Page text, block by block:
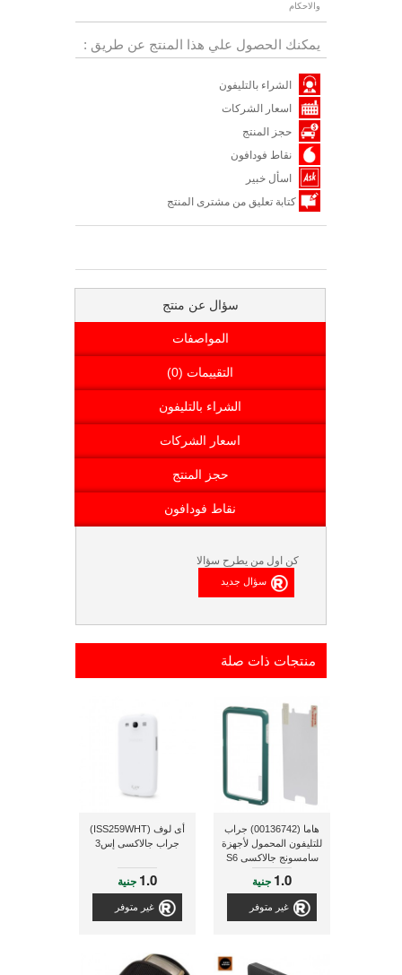
والاحكام
يمكنك الحصول علي هذا المنتج عن طريق :
الشراء بالتليفون
اسعار الشركات
حجز المنتج
نقاط فودافون
اسأل خبير
كتابة تعليق من مشترى المنتج
سؤال عن منتج
المواصفات
التقييمات (0)
الشراء بالتليفون
اسعار الشركات
حجز المنتج
نقاط فودافون
كن اول من يطرح سؤالا
منتجات ذات صلة
هاما (00136742) جراب
للتليفون المحمول لأجهزة
سامسونج جالاكسى S6
Edge يعمل على حماية
الحواف الخاصة بالجهاز
بالإضافة إلى طبقة لحماية
لشاشة الخاصة بالجهاز -
1.0 جنية
غير متوفر
أى لوف (ISS259WHT)
جراب جالاكسى إس3
1.0 جنية
غير متوفر